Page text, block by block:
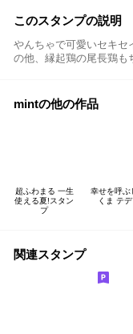
このスタンプの説明
やんちゃで可愛いセキセ
の他、縁起鶏の尾長鶏も
mintの他の作品
超ふわまる 一生
使える夏!スタン
プ
幸せを呼ぶ
くま テデ
関連スタンプ